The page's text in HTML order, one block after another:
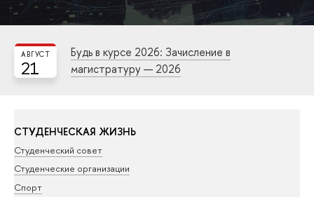
21
АВГУСТ
Будь в курсе 2026: Зачисление в
магистратуру — 2026
СТУДЕНЧЕСКАЯ ЖИЗНЬ
Студенческий совет
Студенческие организации
Спорт